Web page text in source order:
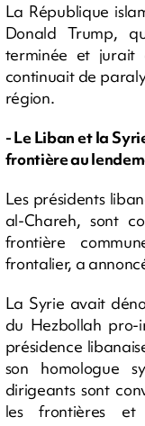
La République
Donald Trump,
terminée et jurait
continuait de
région.
- Le Liban et la
frontière au
Les présidents
al-Chareh, sont
frontière
frontalier, a
La Syrie avait
du Hezbollah pro-
présidence
son homologue
dirigeants sont
les frontières et